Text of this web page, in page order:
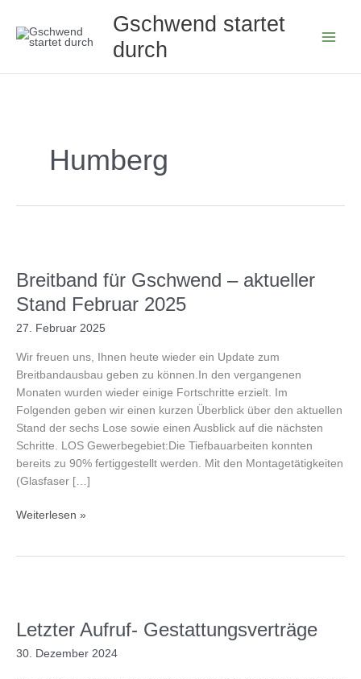
Inhalt
springen
Gschwend startet
durch
Humberg
Breitband für Gschwend – aktueller
Stand Februar 2025
27. Februar 2025
Wir freuen uns, Ihnen heute wieder ein Update zum
Breitbandausbau geben zu können.In den vergangenen
Monaten wurden wieder einige Fortschritte erzielt. Im
Folgenden geben wir einen kurzen Überblick über den aktuellen
Stand der sechs Lose sowie einen Ausblick auf die nächsten
Schritte. LOS Gewerbegebiet:Die Tiefbauarbeiten konnten
bereits zu 90% fertiggestellt werden. Mit den Montagetätigkeiten
(Glasfaser […]
Breitband
Februar
2025
Weiterlesen »
Letzter Aufruf- Gestattungsverträge
30. Dezember 2024